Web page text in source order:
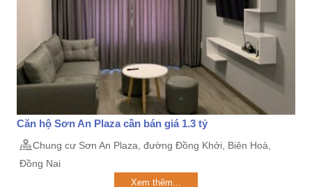
Căn hộ Sơn An Plaza cần bán giá 1.3 tỷ
Chung cư Sơn An Plaza, đường Đồng Khởi, Biên Hoà,
Đồng Nai
Xem thêm...